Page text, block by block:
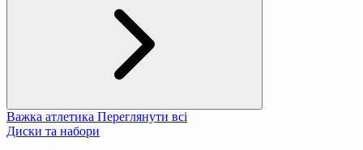
Важка атлетика Переглянути всі
Диски та набори